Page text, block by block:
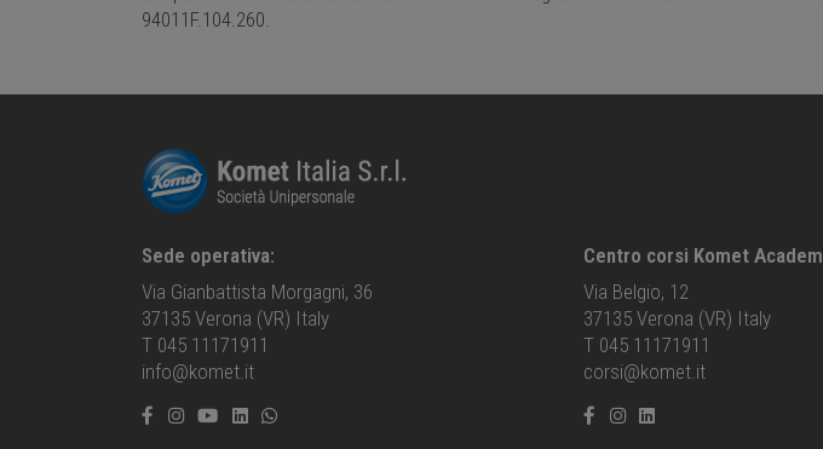
94011F.104.260.
Sede operativa:
Via Gianbattista Morgagni, 36
37135 Verona (VR) Italy
T 045 11171911
info@komet.it
Centro corsi Komet
Via Belgio, 12
37135 Verona (VR) Italy
T 045 11171911
corsi@komet.it